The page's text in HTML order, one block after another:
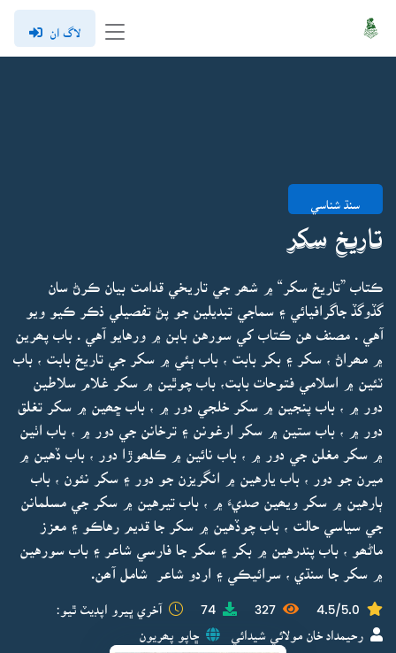
لاگ ان
سنڌ شناسي
تاريخ سکر
ڪتاب ”تاريخ سکر“ ۾ شھر جي تاريخي قدامت بيان ڪرڻ سان
گڏوگڏ جاگرافيائي ۽ سماجي تبديلين جو پڻ تفصيلي ذڪر ڪيو ويو
آهي . مصنف هن ڪتاب کي سورهن بابن ۾ ورهايو آهي . باب پھرين
۾ مھراڻ ، سکر ۽ بکر بابت ، باب ٻئي ۾ سکر جي تاريخ بابت ، باب
ٽئين ۾ اسلامي فتوحات بابت، باب چوٿين ۾ سکر غلام سلاطين
دور ۾ ، باب پنجين ۾ سکر خلجي دور ۾ ، باب ڇھين ۾ سکر تغلق
دور ۾ ، باب ستين ۾ سکر ارغونن ۽ ترخانن جي دور ۾ ، باب اٺين
۾ سکر مغلن جي دور ۾ ، باب نائين ۾ ڪلھوڙا دور ، باب ڏهين ۾
ميرن جو دور ، باب يارهين ۾ انگريزن جو دور ۽ سکر نئون ، باب
ٻارهين ۾ سکر ويھين صديءَ ۾ ، باب تيرهين ۾ سکر جي مسلمانن
جي سياسي حالت ، باب چوڏهين ۾ سکر جا قديم رهاڪو ۽ معزز
ماڻھو ، باب پندرهين ۾ بکر ۽ سکر جا فارسي شاعر ۽ باب سورهين
۾ سکر جا سنڌي ، سرائيڪي ۽ اردو شاعر شامل آھن.
4.5/5.0
327
74 آخري ڀيرو اپڊيٽ ٿيو:
رحيمداد خان مولائي شيدائي ڇاپو پھريون